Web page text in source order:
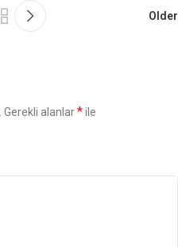
Older
Gerekli alanlar*ile